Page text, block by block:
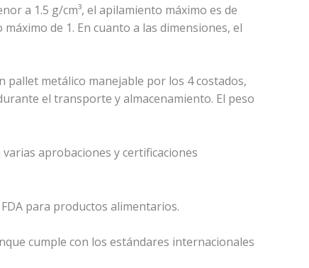
a 1.5 g/cm³, el apilamiento máximo es de
de 1. En cuanto a las dimensiones, el
pallet metálico manejable por los 4 costados,
el transporte y almacenamiento. El peso
varias aprobaciones y certificaciones
para productos alimentarios.
cumple con los estándares internacionales